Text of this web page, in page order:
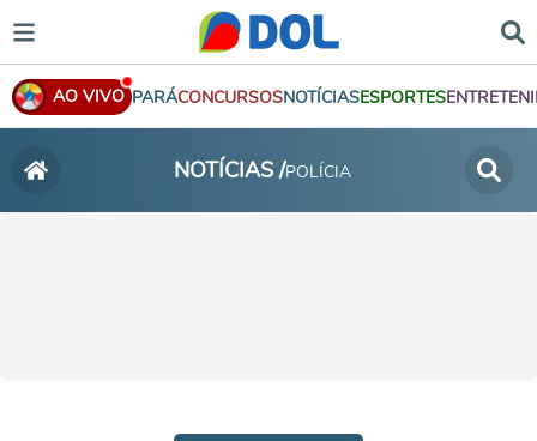
AO VIVO PARÁCONCURSOSNOTÍCIASESPORTES
NOTÍCIAS /POLÍCIA